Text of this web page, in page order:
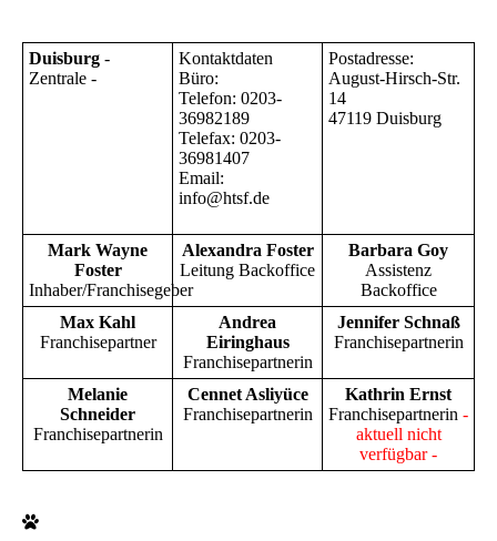
Duisburg -
Zentrale -
Kontaktdaten
Büro:
Telefon: 0203-
36982189
Telefax: 0203-
36981407
Email:
info@htsf.de
Postadresse:
August-Hirsch-Str.
14
47119 Duisburg
Mark Wayne
Foster
Inhaber/Franchisegeber
Alexandra Foster
Leitung Backoffice
Barbara Goy
Assistenz
Backoffice
Max Kahl
Franchisepartner
Andrea
Eiringhaus
Franchisepartnerin
Jennifer Schnaß
Franchisepartnerin
Melanie
Schneider
Franchisepartnerin
Cennet Asliyüce
Franchisepartnerin
Kathrin Ernst
Franchisepartnerin -
aktuell nicht
verfügbar -